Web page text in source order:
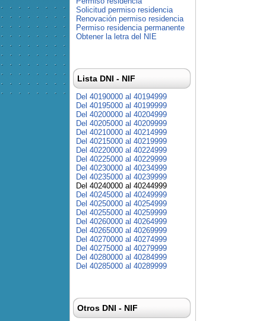
Solicitud permiso residencia
Renovación permiso residencia
Permiso residencia permanente
Obtener la letra del NIE
Lista DNI - NIF
Del 40190000 al 40194999
Del 40195000 al 40199999
Del 40200000 al 40204999
Del 40205000 al 40209999
Del 40210000 al 40214999
Del 40215000 al 40219999
Del 40220000 al 40224999
Del 40225000 al 40229999
Del 40230000 al 40234999
Del 40235000 al 40239999
Del 40240000 al 40244999
Del 40245000 al 40249999
Del 40250000 al 40254999
Del 40255000 al 40259999
Del 40260000 al 40264999
Del 40265000 al 40269999
Del 40270000 al 40274999
Del 40275000 al 40279999
Del 40280000 al 40284999
Del 40285000 al 40289999
Otros DNI - NIF